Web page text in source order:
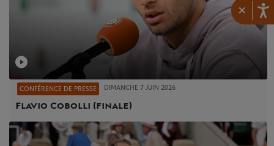
×
CONFÉRENCE DE PRESSE DIMANCHE 7 JUIN 2026
Flavio Cobolli (finale)